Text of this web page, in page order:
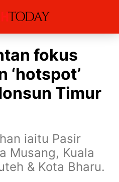
fokus
‘hotspot’
Timur
iaitu Pasir
Musang, Kuala
& Kota Bharu.